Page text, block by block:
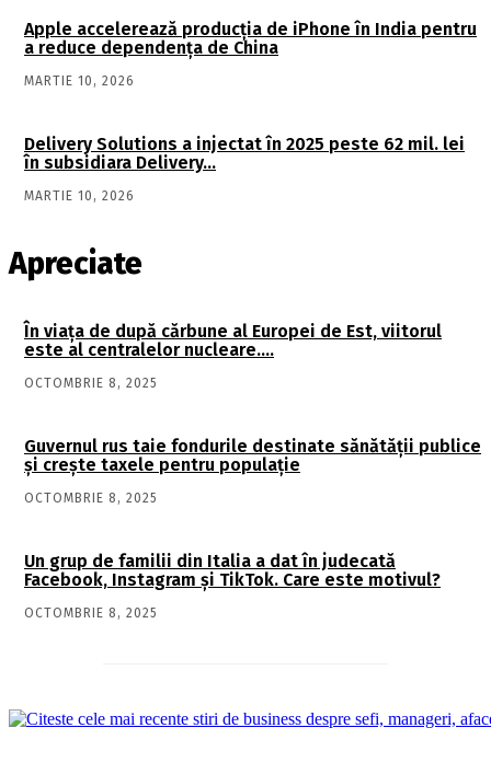
Apple accelerează producția de iPhone în India pentru
a reduce dependența de China
MARTIE 10, 2026
Delivery Solutions a injectat în 2025 peste 62 mil. lei
în subsidiara Delivery…
MARTIE 10, 2026
Apreciate
În viaţa de după cărbune al Europei de Est, viitorul
este al centralelor nucleare….
OCTOMBRIE 8, 2025
Guvernul rus taie fondurile destinate sănătății publice
și crește taxele pentru populație
OCTOMBRIE 8, 2025
Un grup de familii din Italia a dat în judecată
Facebook, Instagram și TikTok. Care este motivul?
OCTOMBRIE 8, 2025